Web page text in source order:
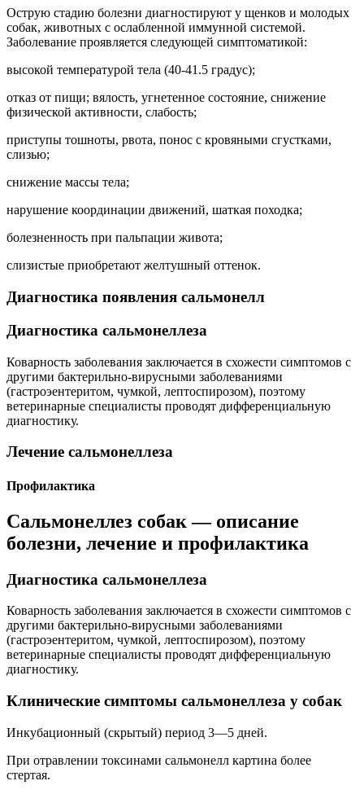
Острую стадию болезни диагностируют у щенков и молодых
собак, животных с ослабленной иммунной системой.
Заболевание проявляется следующей симптоматикой:
высокой температурой тела (40-41.5 градус);
отказ от пищи; вялость, угнетенное состояние, снижение
физической активности, слабость;
приступы тошноты, рвота, понос с кровяными сгустками,
слизью;
снижение массы тела;
нарушение координации движений, шаткая походка;
болезненность при пальпации живота;
слизистые приобретают желтушный оттенок.
Диагностика появления сальмонелл
Диагностика сальмонеллеза
Коварность заболевания заключается в схожести симптомов с
другими бактерильно-вирусными заболеваниями
(гастроэентеритом, чумкой, лептоспирозом), поэтому
ветеринарные специалисты проводят дифференциальную
диагностику.
Лечение сальмонеллеза
Профилактика
Сальмонеллез собак — описание
болезни, лечение и профилактика
Диагностика сальмонеллеза
Коварность заболевания заключается в схожести симптомов с
другими бактерильно-вирусными заболеваниями
(гастроэентеритом, чумкой, лептоспирозом), поэтому
ветеринарные специалисты проводят дифференциальную
диагностику.
Клинические симптомы cальмонеллеза у собак
Инкубационный (скрытый) период 3—5 дней.
При отравлении токсинами сальмонелл картина более
стертая.